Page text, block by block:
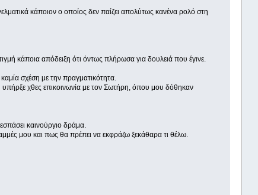
κάποιον ο οποίος δεν παίζει απολύτως κανένα ρολό στη
κάποια απόδειξη ότι όντως πλήρωσα για δουλειά που έγινε.
σχέση με την πραγματικότητα.
χθες επικοινωνία με τον Σωτήρη, όπου μου δόθηκαν
καινούργιο δράμα.
μου και πως θα πρέπει να εκφράζω ξεκάθαρα τι θέλω.